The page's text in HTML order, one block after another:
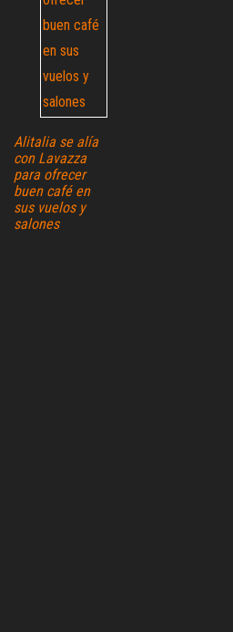
Alitalia se alía
con Lavazza
para ofrecer
buen café en
sus vuelos y
salones